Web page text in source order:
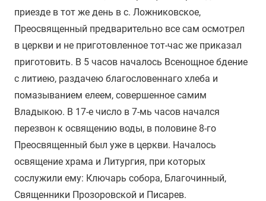
приезде в тот же день в с. Ложниковское,
Преосвященный предварительно все сам осмотрел
в церкви и не приготовленное тот-час же приказал
приготовить. В 5 часов началось Всенощное бдение
с литиею, раздачею благословеннаго хлеба и
помазыванием елеем, совершенное самим
Владыкою. В 17-е число в 7-мь часов начался
перезвон к освящению воды, в половине 8-го
Преосвященный был уже в церкви. Началось
освящение храма и Литургия, при которых
сослужили ему: Ключарь собора, Благочинный,
Священники Прозоровской и Писарев.